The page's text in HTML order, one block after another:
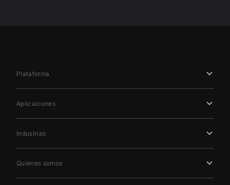
Plataforma
Aplicaciones
Industrias
Quiénes somos